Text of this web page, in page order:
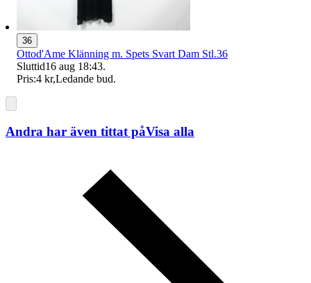
36
Ottod'Ame Klänning m. Spets Svart Dam Stl.36
Sluttid16 aug 18:43.
Pris:4 kr,Ledande bud.
Andra har även tittat påVisa alla